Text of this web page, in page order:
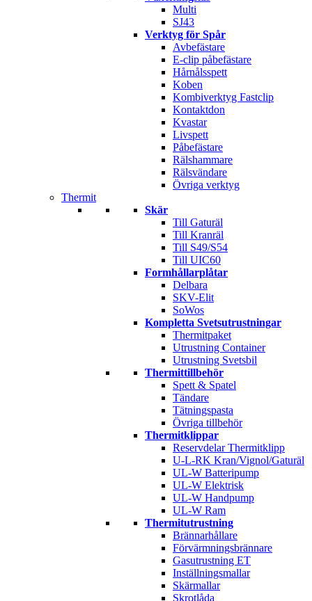
Multi
SJ43
Verktyg för Spår
Avbefästare
E-clip påbefästare
Hårnålsspett
Koben
Kombiverktyg Fastclip
Kontaktdon
Kvastar
Livspett
Påbefästare
Rälshammare
Rälsvändare
Övriga verktyg
Thermit
Skär
Till Gaturäl
Till Kranräl
Till S49/S54
Till UIC60
Formhållarplåtar
Delbara
SKV-Elit
SoWos
Kompletta Svetsutrustningar
Thermitpaket
Utrustning Container
Utrustning Svetsbil
Thermittillbehör
Spett & Spatel
Tändare
Tätningspasta
Övriga tillbehör
Thermitklippar
Reservdelar Thermitklipp
U-L-RK Kran/Vignol/Gaturäl
UL-W Batteripump
UL-W Elektrisk
UL-W Handpump
UL-W Ram
Thermitutrustning
Brännarhållare
Förvärmningsbrännare
Gasutrustning ET
Inställningsmallar
Skärmallar
Skrotlåda